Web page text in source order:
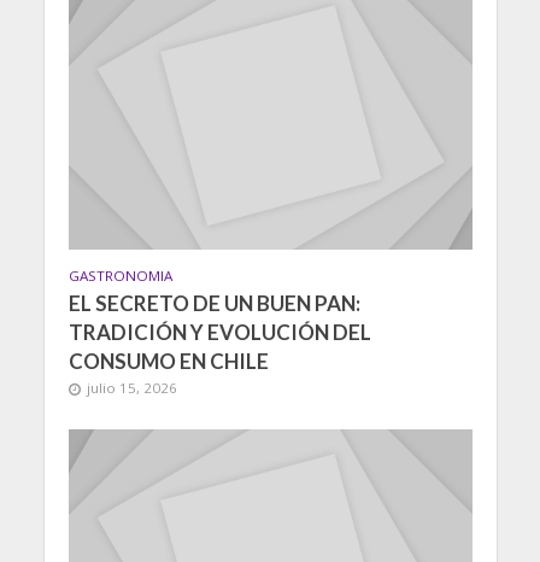
GASTRONOMIA
EL SECRETO DE UN BUEN PAN:
TRADICIÓN Y EVOLUCIÓN DEL
CONSUMO EN CHILE
julio 15, 2026